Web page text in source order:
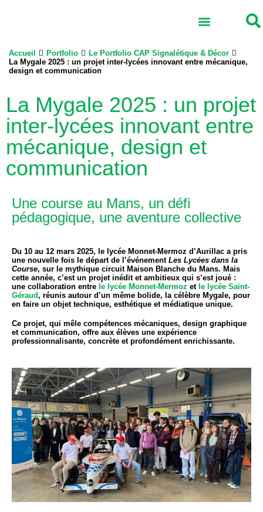
Accueil Portfolio
Le Portfolio CAP Signalétique & Décor
La Mygale 2025 : un projet inter-lycées innovant entre mécanique,
design et communication
La Mygale 2025 : un projet
inter-lycées innovant entre
mécanique, design et
communication
Une course au Mans, un défi
pédagogique, une aventure collective
Du 10 au 12 mars 2025, le lycée Monnet-Mermoz d’Aurillac a pris
une nouvelle fois le départ de l’événement Les Lycées dans la
Course, sur le mythique circuit Maison Blanche du Mans. Mais
cette année, c’est un projet inédit et ambitieux qui s’est joué :
une collaboration entre le lycée Monnet-Mermoz et le lycée Saint-
Géraud, réunis autour d’un même bolide, la célèbre Mygale, pour
en faire un objet technique, esthétique et médiatique unique.
Ce projet, qui mêle compétences mécaniques, design graphique
et communication, offre aux élèves une expérience
professionnalisante, concrète et profondément enrichissante.